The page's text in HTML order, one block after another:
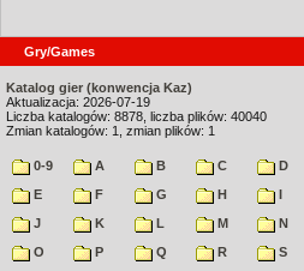
Gry/Games
Katalog gier (konwencja Kaz)
Aktualizacja: 2026-07-19
Liczba katalogów: 8878, liczba plików: 40040
Zmian katalogów: 1, zmian plików: 1
0-9 A B C
D
E
F G H
I
J
K L M
N
O
P Q R
S